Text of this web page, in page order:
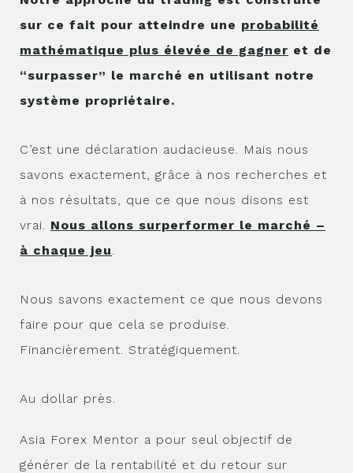
sur ce fait pour atteindre une probabilité
mathématique plus élevée de gagner et de
“surpasser” le marché en utilisant notre
système propriétaire.
C’est une déclaration audacieuse. Mais nous
savons exactement, grâce à nos recherches et
à nos résultats, que ce que nous disons est
vrai. Nous allons surperformer le marché –
à chaque jeu
Nous savons exactement ce que nous devons
faire pour que cela se produise.
Financièrement. Stratégiquement.
Au dollar près.
Asia Forex Mentor a pour seul objectif de
générer de la rentabilité et du retour sur